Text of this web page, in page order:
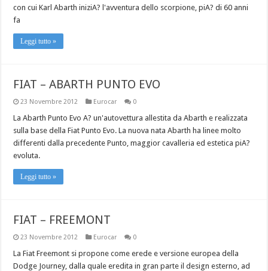
con cui Karl Abarth iniziA? l'avventura dello scorpione, piA? di 60 anni
fa
Leggi tutto »
FIAT – ABARTH PUNTO EVO
23 Novembre 2012 Eurocar 0
La Abarth Punto Evo A? un'autovettura allestita da Abarth e realizzata
sulla base della Fiat Punto Evo. La nuova nata Abarth ha linee molto
differenti dalla precedente Punto, maggior cavalleria ed estetica piA?
evoluta.
Leggi tutto »
FIAT – FREEMONT
23 Novembre 2012 Eurocar 0
La Fiat Freemont si propone come erede e versione europea della
Dodge Journey, dalla quale eredita in gran parte il design esterno, ad